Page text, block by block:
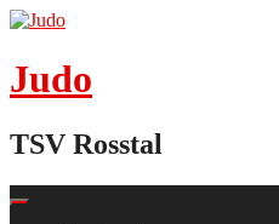
Skip
content
Judo
TSV Rosstal